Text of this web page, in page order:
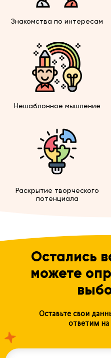
Знакомства по интересам
Нешаблонное мышление
Раскрытие творческого
потенциала
Остались
можете
Оставьте свои
ответим на